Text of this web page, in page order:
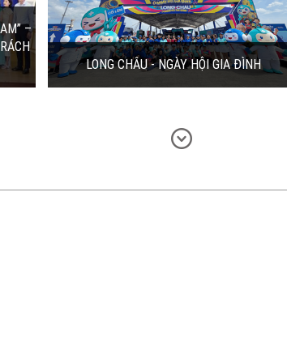
phối trong hành trình tổ chức Lễ ra mắt dự
án...
09/12/2025 | 9:36:00